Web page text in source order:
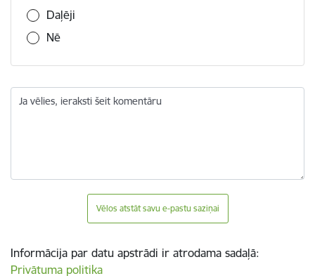
Daļēji
Nē
Ja vēlies, ieraksti šeit komentāru
Vēlos atstāt savu e-pastu saziņai
Informācija par datu apstrādi ir atrodama sadaļā:
Privātuma politika